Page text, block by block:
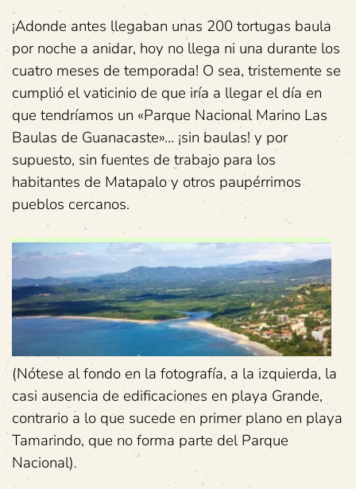
¡Adonde antes llegaban unas 200 tortugas baula
por noche a anidar, hoy no llega ni una durante los
cuatro meses de temporada! O sea, tristemente se
cumplió el vaticinio de que iría a llegar el día en
que tendríamos un «Parque Nacional Marino Las
Baulas de Guanacaste»… ¡sin baulas! y por
supuesto, sin fuentes de trabajo para los
habitantes de Matapalo y otros paupérrimos
pueblos cercanos.
(Nótese al fondo en la fotografía, a la izquierda, la
casi ausencia de edificaciones en playa Grande,
contrario a lo que sucede en primer plano en playa
Tamarindo, que no forma parte del Parque
Nacional).